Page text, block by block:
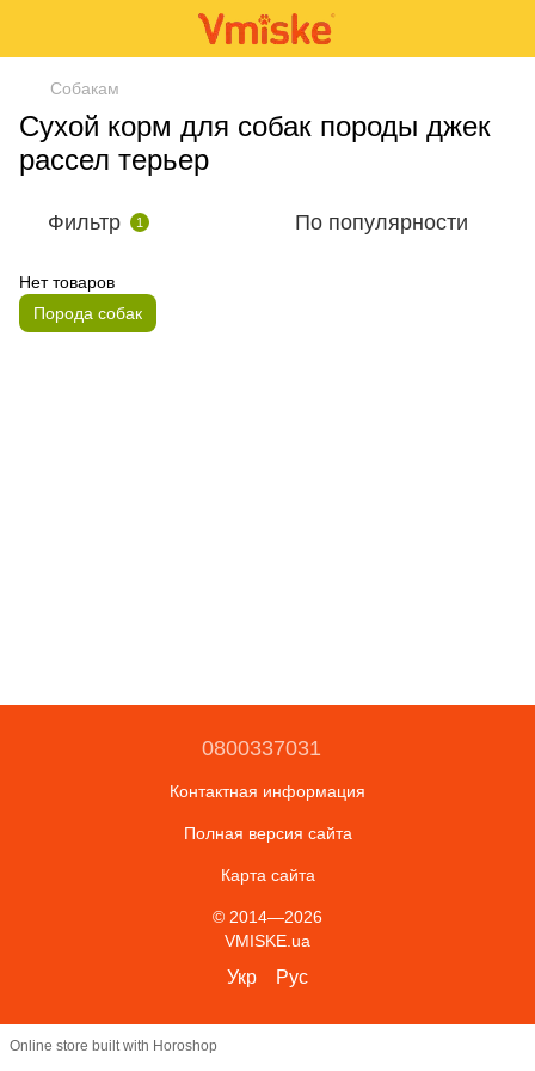
Собакам
Сухой корм для собак породы джек
рассел терьер
Фильтр 1 По популярности
Нет товаров
Порода собак
0800337031
Контактная информация
Полная версия сайта
Карта сайта
© 2014—2026
VMISKE.ua
Укр Рус
Online store built with Horoshop